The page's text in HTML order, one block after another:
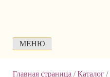
МЕНЮ
Главная страница /Каталог /